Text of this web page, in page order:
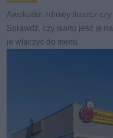
Awokado: zdrowy tłuszcz
Sprawdź, czy warto jeść je
je włączyć do menu.